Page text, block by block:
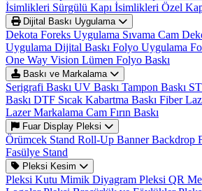
İsimlikleri Sürgülü Kapı İsimlikleri Özel
Dijital Baskı Uygulama
Dekota Foreks Uygulama Sıvama Cam
Uygulama Dijital Baskı Folyo Uygulama
One Way Vision Lümen Folyo Baskı
Baskı ve Markalama
Serigrafi Baskı UV Baskı Tampon Baskı
Baskı DTF Sıcak Kabartma Baskı Fiber
Lazer Markalama Cam Fırın Baskı
Fuar Display Pleksi
Örümcek Stand Roll-Up BannerBackdrop
Fasülye Stand
Pleksi Kesim
Pleksi Kutu Mimik Diyagram Pleksi QR